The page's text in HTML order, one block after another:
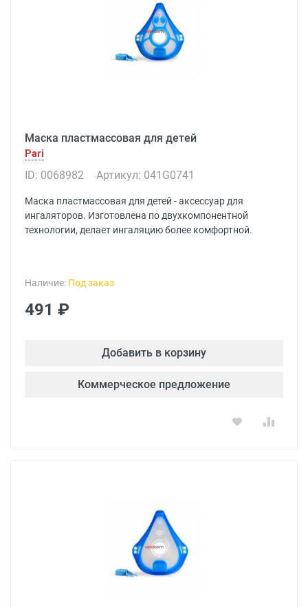
Маска пластмассовая для детей
Pari
ID: 0068982 Артикул: 041G0741
Маска пластмассовая для детей - аксессуар для
ингаляторов. Изготовлена по двухкомпонентной
технологии, делает ингаляцию более комфортной.
Наличие: Под заказ
491 ₽
Добавить в корзину
Коммерческое предложение